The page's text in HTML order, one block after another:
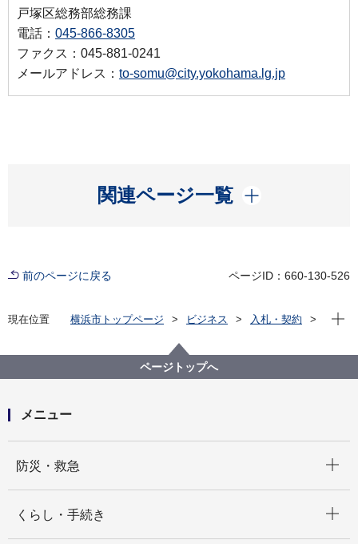
戸塚区総務部総務課
電話： 045-866-8305
ファクス：045-881-0241
メールアドレス： to-somu@city.yokohama.lg.jp
関連ページ一覧
開く
前のページに戻る ページID：660-130-526
現在位置 横浜市トップページ ビジネス
入札・契約
【質問はありませんでした】【公募型指名競争入札】
戸塚区役所２階執務室レイアウト変更業務委託
現在
ページトップへ
メニュー
防災・救急
くらし・手続き